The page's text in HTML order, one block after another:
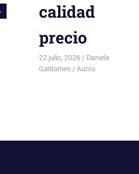
calidad
precio
22 julio, 2026
Daniela
Galdames
Autos